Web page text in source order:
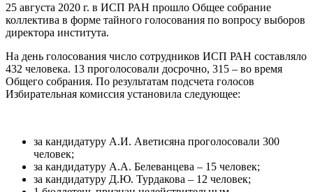
25 августа 2020 г. в ИСП РАН прошло Общее собрание
коллектива в форме тайного голосования по вопросу выборов
директора института.
На день голосования число сотрудников ИСП РАН составляло
432 человека. 13 проголосовали досрочно, 315 – во время
Общего собрания. По результатам подсчета голосов
Избирательная комиссия установила следующее:
за кандидатуру А.И. Аветисяна проголосовали 300
человек;
за кандидатуру А.А. Белеванцева – 15 человек;
за кандидатуру Д.Ю. Турдакова – 12 человек;